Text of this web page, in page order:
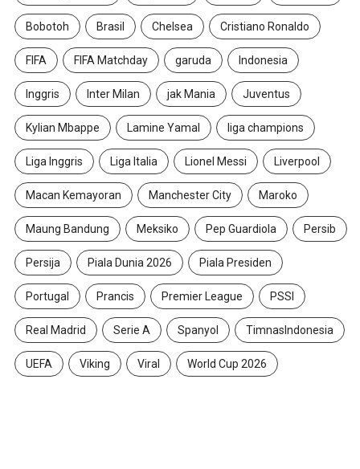
Bobotoh Brasil Chelsea Cristiano Ronaldo
FIFA FIFA Matchday garuda Indonesia
Inggris Inter Milan jak Mania Juventus
Kylian Mbappe Lamine Yamal liga champions
Liga Inggris Liga Italia Lionel Messi Liverpool
Macan Kemayoran Manchester City Maroko
Maung Bandung Meksiko Pep Guardiola Persib
Persija Piala Dunia 2026 Piala Presiden
Portugal Prancis Premier League PSSI
Real Madrid Serie A Spanyol TimnasIndonesia
UEFA Viking Viral World Cup 2026